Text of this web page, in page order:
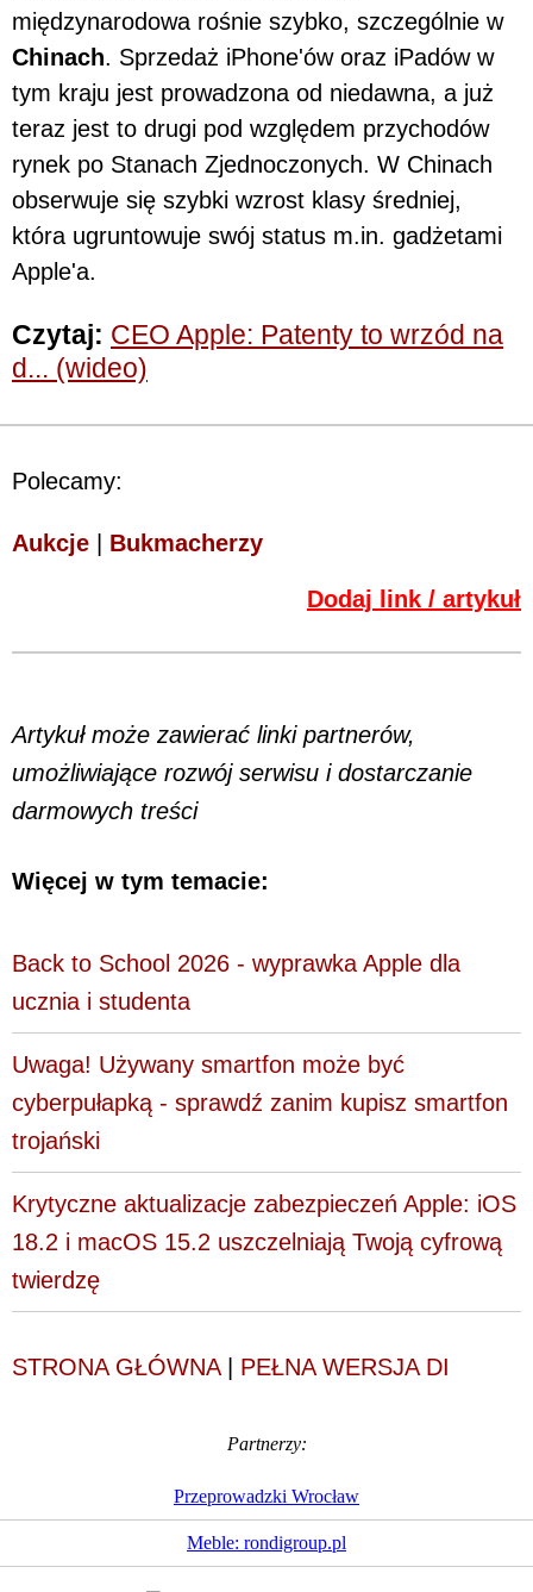
międzynarodowa rośnie szybko, szczególnie w
Chinach. Sprzedaż iPhone'ów oraz iPadów w
tym kraju jest prowadzona od niedawna, a już
teraz jest to drugi pod względem przychodów
rynek po Stanach Zjednoczonych. W Chinach
obserwuje się szybki wzrost klasy średniej,
która ugruntowuje swój status m.in. gadżetami
Apple'a.
Czytaj: CEO Apple: Patenty to wrzód na
d... (wideo)
Polecamy:
Aukcje Bukmacherzy
Dodaj link / artykuł
Artykuł może zawierać linki partnerów,
umożliwiające rozwój serwisu i dostarczanie
darmowych treści
Więcej w tym temacie:
Back to School 2026 - wyprawka Apple dla
ucznia i studenta
Uwaga! Używany smartfon może być
cyberpułapką - sprawdź zanim kupisz smartfon
trojański
Krytyczne aktualizacje zabezpieczeń Apple: iOS
18.2 i macOS 15.2 uszczelniają Twoją cyfrową
twierdzę
STRONA GŁÓWNA| PEŁNA WERSJA DI
Partnerzy:
Przeprowadzki Wrocław
Meble: rondigroup.pl